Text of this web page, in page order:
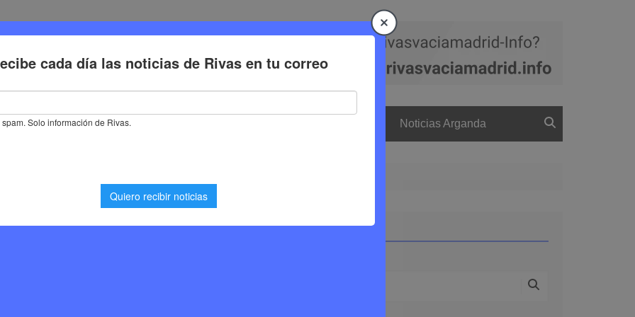
Deporte Cultura Trabajo Noticias Arganda
por la seguridad
los parques